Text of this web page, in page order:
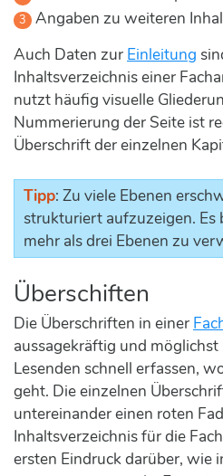
Angaben zu weiteren
Auch Daten zur Einleitung
Inhaltsverzeichnis einer
nutzt häufig visuelle
Nummerierung der Seite ist
Überschrift der einzelnen
Tipp: Zu viele Ebenen
strukturiert aufzuzeigen. Es
mehr als drei Ebenen zu
Überschiften
Die Überschriften in einer
aussagekräftig und
Lesenden schnell erfassen,
geht. Die einzelnen
untereinander einen roten
Inhaltsverzeichnis für die
ersten Eindruck darüber, wie